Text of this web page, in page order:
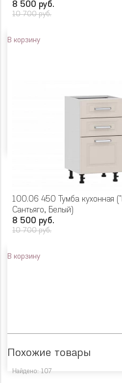
8 500 руб.
10 700 руб.
В корзину
100.06 450 Тумба кухонная
Сантьяго, Белый)
8 500 руб.
10 700 руб.
В корзину
Похожие товары
Найдено: 107